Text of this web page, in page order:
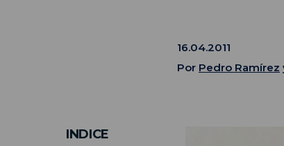
16.04.2011
Por Pedro Ramírez
INDICE